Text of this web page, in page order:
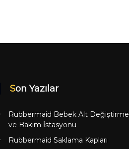
Son Yazılar
Rubbermaid Bebek Alt Değiştirme
ve Bakım İstasyonu
Rubbermaid Saklama Kapları